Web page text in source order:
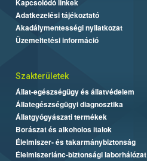
Kapcsolódó linkek
Adatkezelési tájékoztató
Akadálymentességi nyilatkozat
Üzemeltetési információ
Szakterületek
Állat-egészségügy és állatvédelem
Állategészségügyi diagnosztika
Állatgyógyászati termékek
Borászat és alkoholos italok
Élelmiszer- és takarmánybiztonság
Élelmiszerlánc-biztonsági laborhálózat